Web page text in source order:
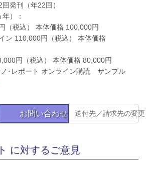
発刊（年22回）
）：
（税込） 本体価格 100,000円
ン 110,000円（税込） 本体価格
円（税込） 本体価格 80,000円
･レポート オンライン購読 サンプル
お問い合わせ 送付先／請求先の変更
に対するご意見